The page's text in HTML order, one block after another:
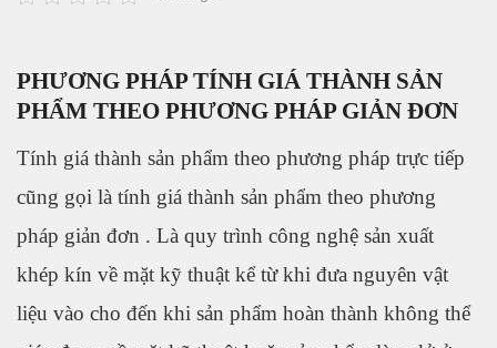
PHƯƠNG PHÁP TÍNH GIÁ THÀNH SẢN
PHẨM THEO PHƯƠNG PHÁP GIẢN ĐƠN
Tính giá thành sản phẩm theo phương pháp trực tiếp
cũng gọi là tính giá thành sản phẩm theo phương
pháp giản đơn . Là quy trình công nghệ sản xuất
khép kín về mặt kỹ thuật kể từ khi đưa nguyên vật
liệu vào cho đến khi sản phẩm hoàn thành không thể